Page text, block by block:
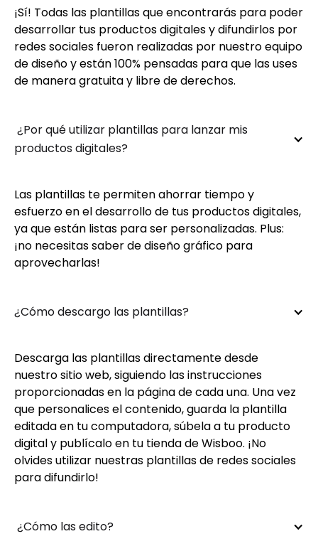
¡Sí! Todas las plantillas que encontrarás para poder
desarrollar tus productos digitales y difundirlos por
redes sociales fueron realizadas por nuestro equipo
de diseño y están 100% pensadas para que las uses
de manera gratuita y libre de derechos.
¿Por qué utilizar plantillas para lanzar mis
productos digitales?
Las plantillas te permiten ahorrar tiempo y
esfuerzo en el desarrollo de tus productos digitales,
ya que están listas para ser personalizadas. Plus:
¡no necesitas saber de diseño gráfico para
aprovecharlas!
¿Cómo descargo las plantillas?
Descarga las plantillas directamente desde
nuestro sitio web, siguiendo las instrucciones
proporcionadas en la página de cada una. Una vez
que personalices el contenido, guarda la plantilla
editada en tu computadora, súbela a tu producto
digital y publícalo en tu tienda de Wisboo. ¡No
olvides utilizar nuestras plantillas de redes sociales
para difundirlo!
¿Cómo las edito?